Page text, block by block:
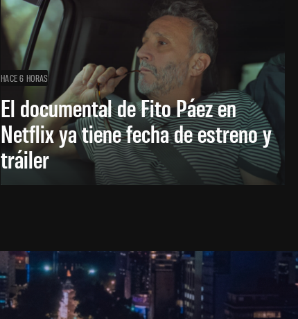
HACE 6 HORAS
El documental de Fito Páez en
Netflix ya tiene fecha de estreno y
tráiler